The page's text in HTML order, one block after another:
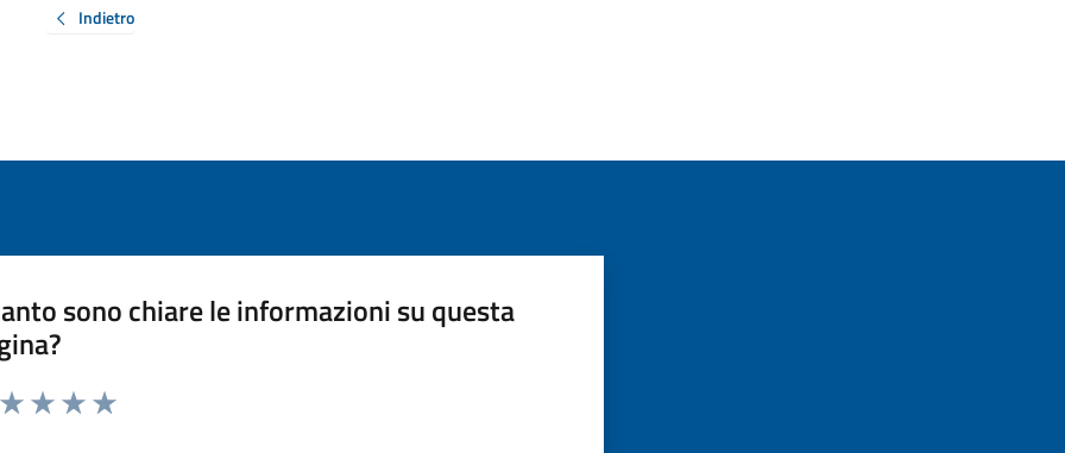
Indietro
sono chiare le informazioni su questa
da 1 a 5 stelle la pagina